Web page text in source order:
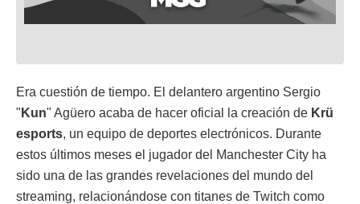
Era cuestión de tiempo. El delantero argentino Sergio
" Kun" Agüero acaba de hacer oficial la creación de Krü
esports, un equipo de deportes electrónicos. Durante
estos últimos meses el jugador del Manchester City ha
sido una de las grandes revelaciones del mundo del
streaming, relacionándose con titanes de Twitch como